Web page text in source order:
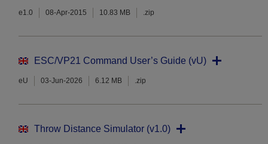
e1.0 08-Apr-2015 10.83 MB .zip
ESC/VP21 Command User’s Guide (vU)
eU 03-Jun-2026 6.12 MB .zip
Throw Distance Simulator (v1.0)